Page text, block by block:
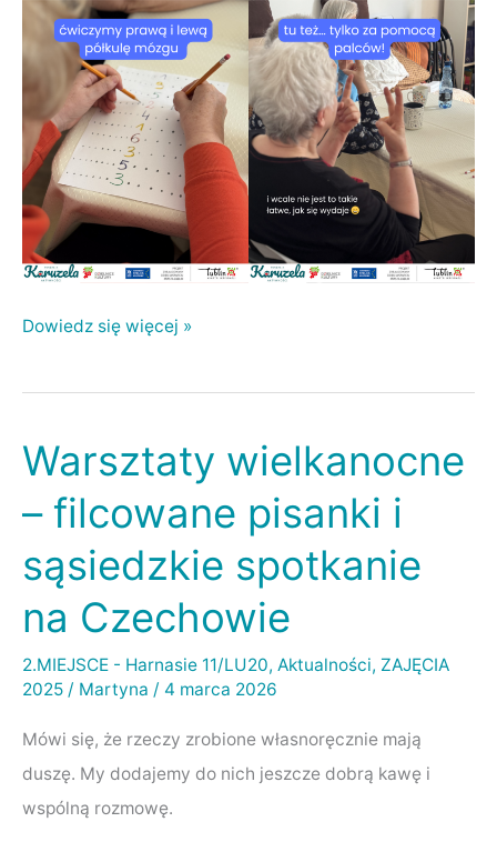
Dowiedz się więcej »
Warsztaty wielkanocne
– filcowane pisanki i
sąsiedzkie spotkanie
na Czechowie
2.MIEJSCE - Harnasie 11/LU20, Aktualności, ZAJĘCIA
2025 / Martyna / 4 marca 2026
Mówi się, że rzeczy zrobione własnoręcznie mają
duszę. My dodajemy do nich jeszcze dobrą kawę i
wspólną rozmowę.
Warsztaty
–
filcowane
pisanki
sąsiedzkie
spotkanie
na
Czechowie